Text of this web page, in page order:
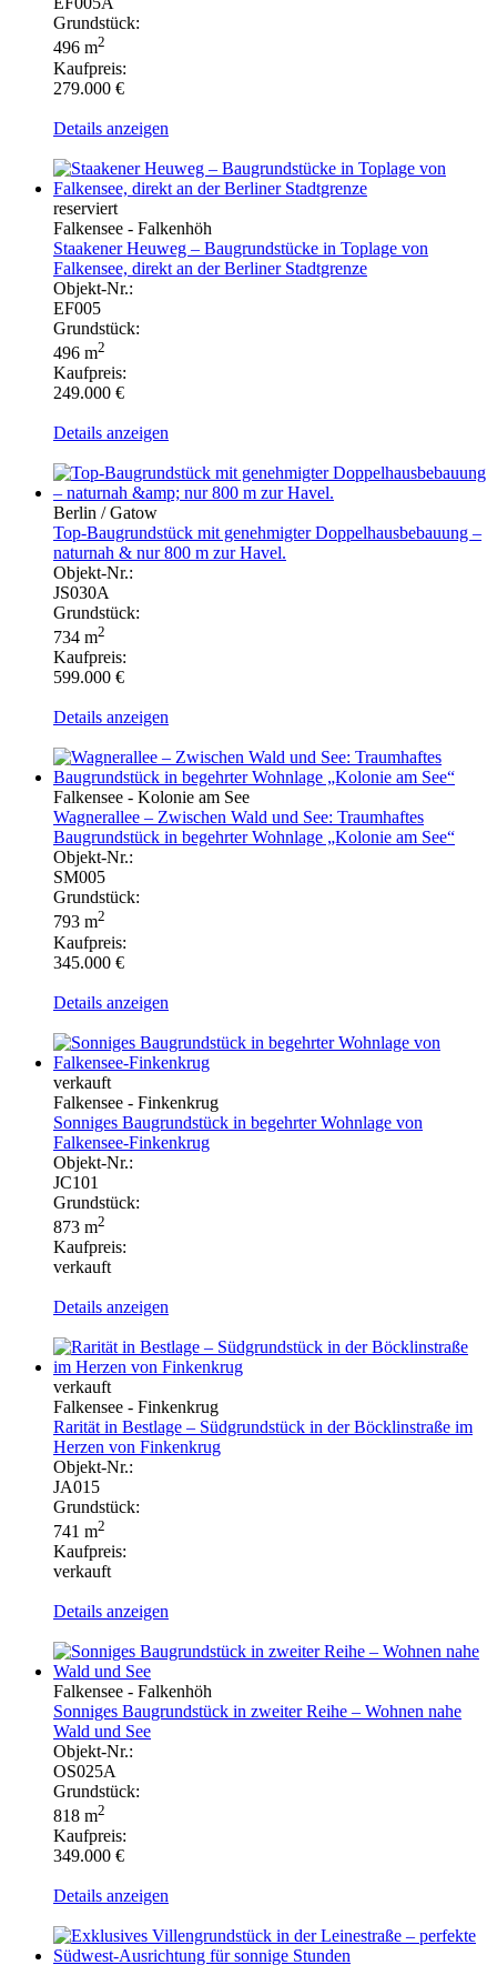
Grundstück:
496 m2
Kaufpreis:
279.000 €
Details anzeigen
reserviert
Falkensee - Falkenhöh
Staakener Heuweg – Baugrundstücke in Toplage von
Falkensee, direkt an der Berliner Stadtgrenze
Objekt-Nr.:
EF005
Grundstück:
496 m2
Kaufpreis:
249.000 €
Details anzeigen
Berlin / Gatow
Top-Baugrundstück mit genehmigter Doppelhausbebauung –
naturnah & nur 800 m zur Havel.
Objekt-Nr.:
JS030A
Grundstück:
734 m2
Kaufpreis:
599.000 €
Details anzeigen
Falkensee - Kolonie am See
Wagnerallee – Zwischen Wald und See: Traumhaftes
Baugrundstück in begehrter Wohnlage „Kolonie am See“
Objekt-Nr.:
SM005
Grundstück:
793 m2
Kaufpreis:
345.000 €
Details anzeigen
verkauft
Falkensee - Finkenkrug
Sonniges Baugrundstück in begehrter Wohnlage von
Falkensee-Finkenkrug
Objekt-Nr.:
JC101
Grundstück:
873 m2
Kaufpreis:
verkauft
Details anzeigen
verkauft
Falkensee - Finkenkrug
Rarität in Bestlage – Südgrundstück in der Böcklinstraße im
Herzen von Finkenkrug
Objekt-Nr.:
JA015
Grundstück:
741 m2
Kaufpreis:
verkauft
Details anzeigen
Falkensee - Falkenhöh
Sonniges Baugrundstück in zweiter Reihe – Wohnen nahe
Wald und See
Objekt-Nr.:
OS025A
Grundstück:
818 m2
Kaufpreis:
349.000 €
Details anzeigen